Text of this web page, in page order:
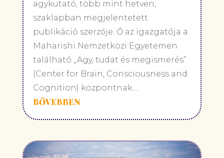
agykutató, több mint hetven,
szaklapban megjelentetett
publikáció szerzője. Ő az igazgatója a
Maharishi Nemzetközi Egyetemen
található „Agy, tudat és megismerés”
(Center for Brain, Consciousness and
Cognition) központnak....
BŐVEBBEN